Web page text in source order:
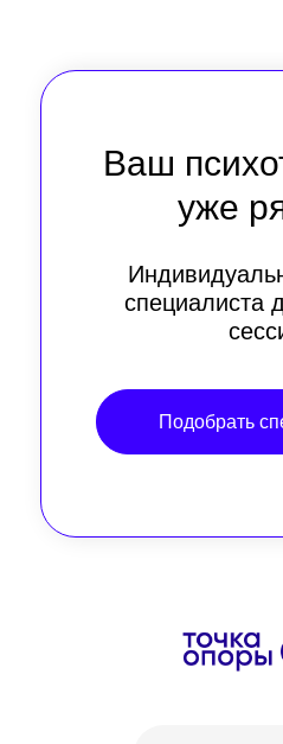
Ваш
уже
специалиста
Подобрать